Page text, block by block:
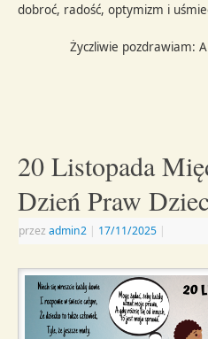
dobroć, radość, optymizm i
Życzliwie pozdrawiam:
20 Listopada
Dzień Praw
przezadmin2 | 17/11/2025 |